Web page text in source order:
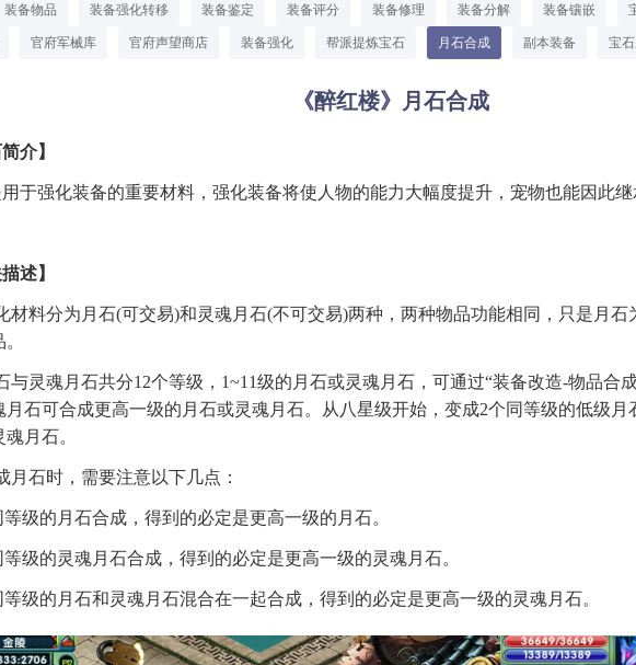
装备物品 装备强化转移 装备鉴定 装备评分 装备修理 装备分解 装备镶嵌
官府军械库 官府声望商店 装备强化 帮派提炼宝石 月石合成 副本装备 宝
《醉红楼》月石合成
介】
用于强化装备的重要材料，强化装备将使人物的能力大幅度提升，宠物也能因此继
述】
材料分为月石(可交易)和灵魂月石(不可交易)两种，两种物品功能相同，只是月
与灵魂月石共分12个等级，1~11级的月石或灵魂月石，可通过“装备改造-物品合
月石可合成更高一级的月石或灵魂月石。从八星级开始，变成2个同等级的低级
月石。
月石时，需要注意以下几点：
等级的月石合成，得到的必定是更高一级的月石。
等级的灵魂月石合成，得到的必定是更高一级的灵魂月石。
等级的月石和灵魂月石混合在一起合成，得到的必定是更高一级的灵魂月石。